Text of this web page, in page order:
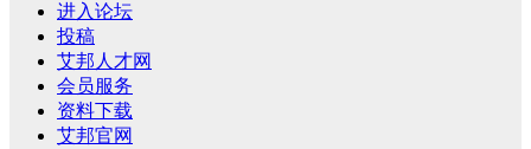
进入论坛
投稿
艾邦人才网
会员服务
资料下载
艾邦官网